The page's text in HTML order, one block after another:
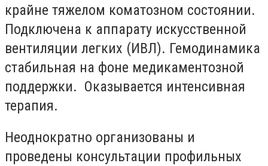
крайне тяжелом коматозном состоянии.
Подключена к аппарату искусственной
вентиляции легких (ИВЛ). Гемодинамика
стабильная на фоне медикаментозной
поддержки. Оказывается интенсивная
терапия.
Неоднократно организованы и
проведены консультации профильных